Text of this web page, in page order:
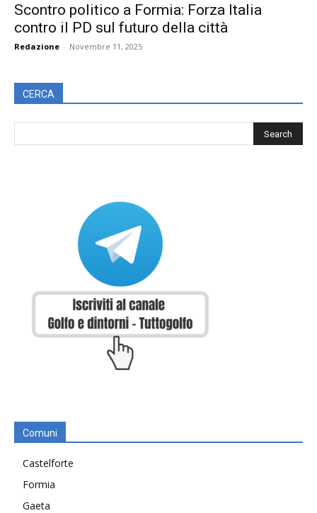
Scontro politico a Formia: Forza Italia
contro il PD sul futuro della città
Redazione - Novembre 11, 2025
CERCA
Comuni
Castelforte
Formia
Gaeta